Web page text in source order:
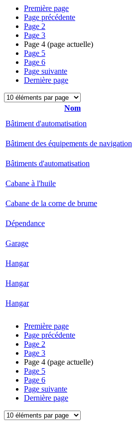
Première page
Page précédente
Page 2
Page 3
Page 4 (page actuelle)
Page 5
Page 6
Page suivante
Dernière page
Nom
Bâtiment d'automatisation
Bâtiment des équipements de navigation
Bâtiments d'automatisation
Cabane à l'huile
Cabane de la corne de brume
Dépendance
Garage
Hangar
Hangar
Hangar
Première page
Page précédente
Page 2
Page 3
Page 4 (page actuelle)
Page 5
Page 6
Page suivante
Dernière page